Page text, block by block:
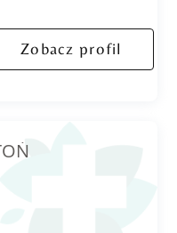
Zobacz profil